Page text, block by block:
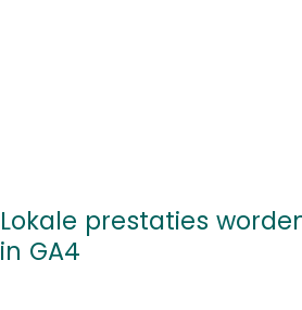
Lokale prestaties
in GA4